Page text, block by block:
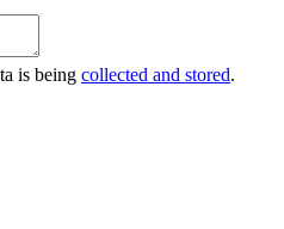
is being collected and stored.